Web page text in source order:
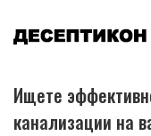
Ищете
канализации на